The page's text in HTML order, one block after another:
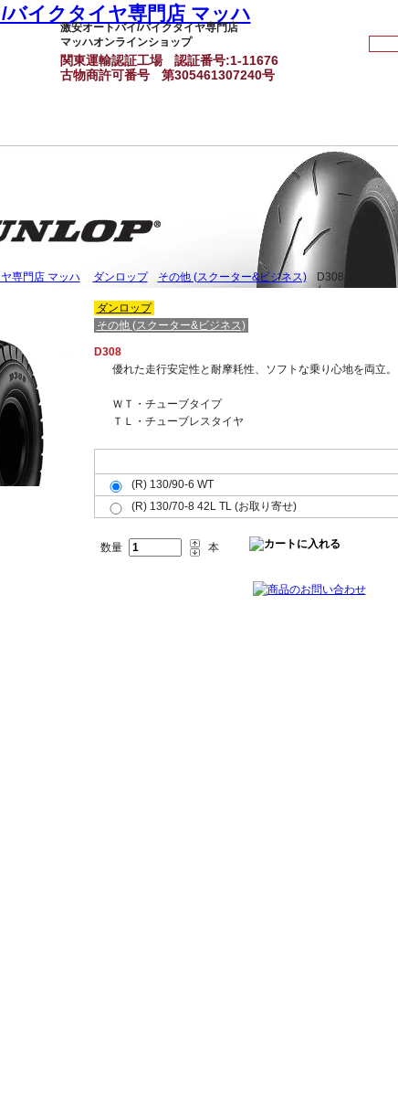
激安オートバイ/バイクタイヤ専門店
マッハオンラインショップ
関東運輸認証工場
認証番号:1-11676
古物商許可番号
第305461307240号
専門店 マッハ ダンロップ その他 (スクーター&ビジネス) D308
ダンロップ
その他 (スクーター&ビジネス)
D308
優れた走行安定性と耐摩耗性、ソフトな乗り心地を両立。
ＷＴ・チューブタイプ
ＴＬ・チューブレスタイヤ
(R) 130/90-6 WT
(R) 130/70-8 42L TL (お取り寄せ)
数量 本